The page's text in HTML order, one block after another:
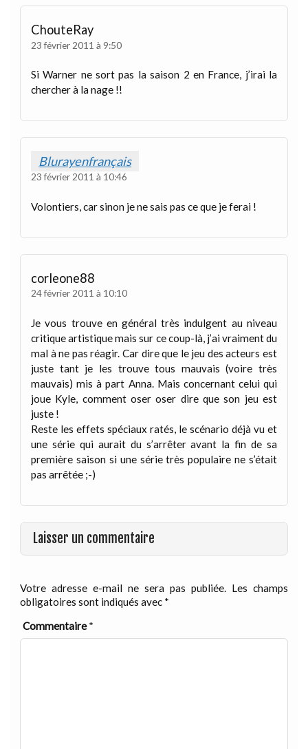
ChouteRay
23 février 2011 à 9:50
Si Warner ne sort pas la saison 2 en France, j’irai la
chercher à la nage !!
Blurayenfrançais
23 février 2011 à 10:46
Volontiers, car sinon je ne sais pas ce que je ferai !
corleone88
24 février 2011 à 10:10
Je vous trouve en général très indulgent au niveau
critique artistique mais sur ce coup-là, j’ai vraiment du
mal à ne pas réagir. Car dire que le jeu des acteurs est
juste tant je les trouve tous mauvais (voire très
mauvais) mis à part Anna. Mais concernant celui qui
joue Kyle, comment oser oser dire que son jeu est
juste !
Reste les effets spéciaux ratés, le scénario déjà vu et
une série qui aurait du s’arrêter avant la fin de sa
première saison si une série très populaire ne s’était
pas arrêtée ;-)
Laisser un commentaire
Votre adresse e-mail ne sera pas publiée. Les champs
obligatoires sont indiqués avec *
Commentaire*